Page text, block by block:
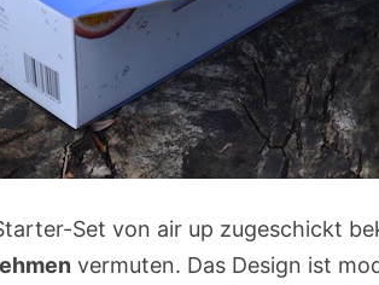
Set von air up zugeschickt
vermuten. Das Design ist